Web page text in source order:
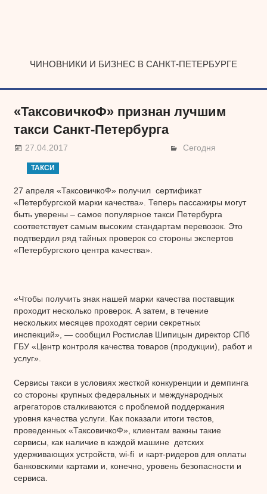
ЧИНОВНИКИ И БИЗНЕС В САНКТ-ПЕТЕРБУРГЕ
«ТаксовичкоФ» признан лучшим
такси Санкт-Петербурга
27.04.2017 Сегодня
ТАКСИ
27 апреля «ТаксовичкоФ» получил сертификат
«Петербургской марки качества». Теперь пассажиры могут
быть уверены – самое популярное такси Петербурга
соответствует самым высоким стандартам перевозок. Это
подтвердил ряд тайных проверок со стороны экспертов
«Петербургского центра качества».
«Чтобы получить знак нашей марки качества поставщик
проходит несколько проверок. А затем, в течение
нескольких месяцев проходят серии секретных
инспекций», — сообщил Ростислав Шипицын директор СПб
ГБУ «Центр контроля качества товаров (продукции), работ и
услуг».
Сервисы такси в условиях жесткой конкуренции и демпинга
со стороны крупных федеральных и международных
агрегаторов сталкиваются с проблемой поддержания
уровня качества услуги. Как показали итоги тестов,
проведенных «ТаксовичкоФ», клиентам важны такие
сервисы, как наличие в каждой машине детских
удерживающих устройств, wi-fi и карт-ридеров для оплаты
банковскими картами и, конечно, уровень безопасности и
сервиса.